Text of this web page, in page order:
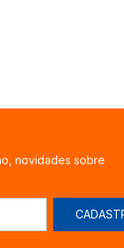
novidades sobre